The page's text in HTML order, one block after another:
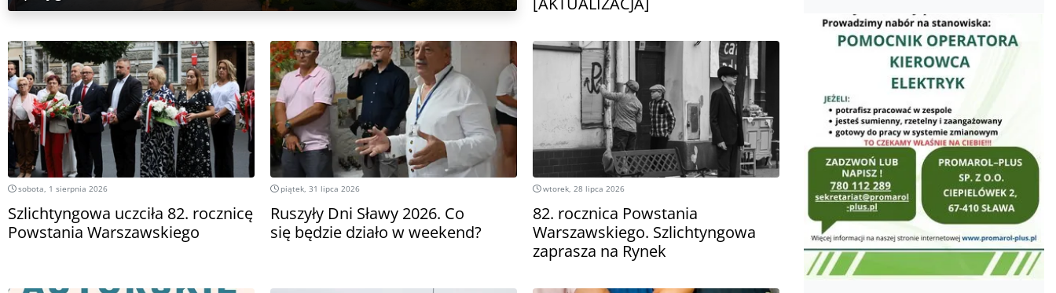
sobota, 1 sierpnia 2026
Szlichtyngowa uczciła 82. rocznicę
Powstania Warszawskiego
piątek, 31 lipca 2026
Ruszyły Dni Sławy 2026. Co
się będzie działo w weekend?
wtorek, 28 lipca 2026
82. rocznica Powstania
Warszawskiego. Szlichtyngowa
zaprasza na Rynek